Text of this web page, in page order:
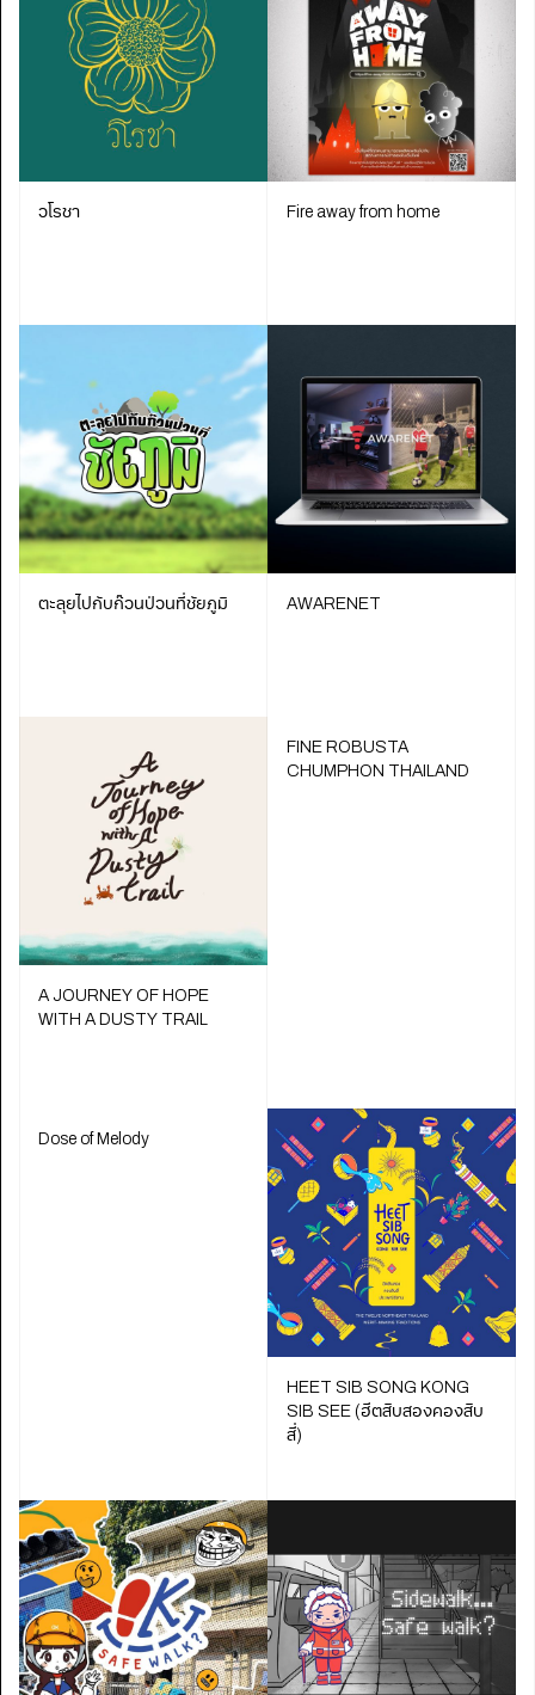
วโรชา Fire away from home
ตะลุยไปกับก๊วนป่วนที่ชัยภูมิ AWARENET
A JOURNEY OF HOPE
WITH A DUSTY TRAIL
FINE ROBUSTA
CHUMPHON THAILAND
Dose of Melody
HEET SIB SONG KONG
SIB SEE (ฮีตสิบสองคองสิบ
สี่)